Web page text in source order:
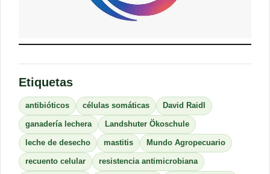
Etiquetas
antibióticos células somáticas David Raidl
ganadería lechera Landshuter Ökoschule
leche de desecho mastitis Mundo Agropecuario
recuento celular resistencia antimicrobiana